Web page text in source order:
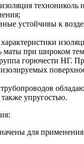
технониколь
устойчивы к
маты при широком
горючести НГ.
упругостью.
для применения